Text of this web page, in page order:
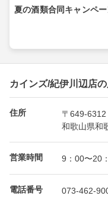
夏の酒類合同キャンペ
カインズ/紀伊川辺店
住所
〒649-6312
和歌山県和
営業時間 9：00〜20
電話番号 073-462-